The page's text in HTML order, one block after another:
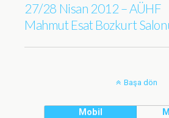
27/28 Nisan 2012 – AÜHF
Mahmut Esat Bozkurt
Başa dön
Mobil